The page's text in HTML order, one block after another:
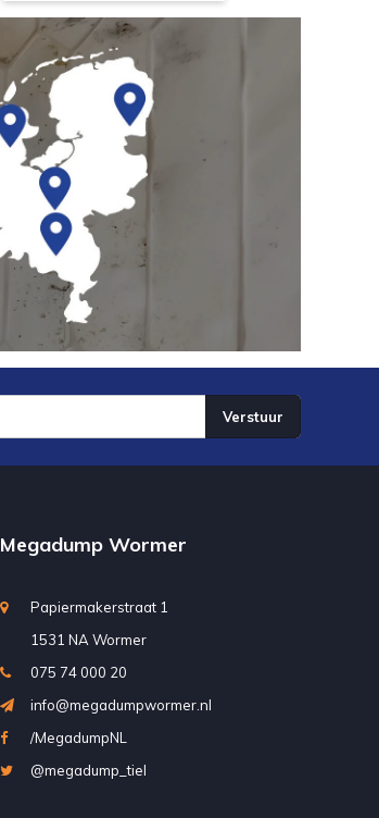
Verstuur
Megadump Wormer
Papiermakerstraat 1
1531 NA Wormer
075 74 000 20
info@megadumpwormer.nl
/MegadumpNL
@megadump_tiel